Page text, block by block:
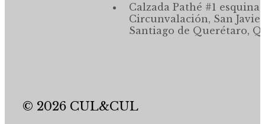
Calzada Pathé #1 esquina,
Circunvalación, San
Santiago de Querétaro,
© 2026 CUL&CUL